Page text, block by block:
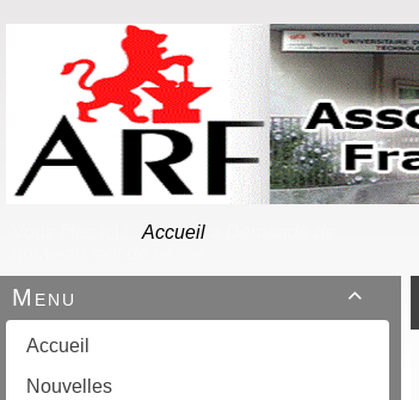
Accueil

Menu
Accueil
Nouvelles